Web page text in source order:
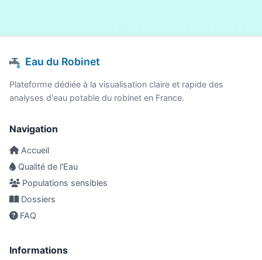
Eau du Robinet
Plateforme dédiée à la visualisation claire et rapide des
analyses d'eau potable du robinet en France.
Navigation
Accueil
Qualité de l'Eau
Populations sensibles
Dossiers
FAQ
Informations